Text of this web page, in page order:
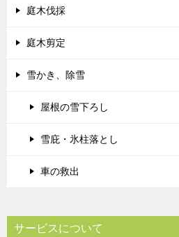
庭木伐採
庭木剪定
雪かき、除雪
屋根の雪下ろし
雪庇・氷柱落とし
車の救出
サービスについて